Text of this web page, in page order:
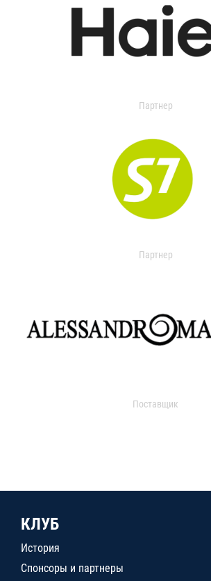
Партнер
Партнер
Поставщик
КЛУБ
История
Спонсоры и партнеры